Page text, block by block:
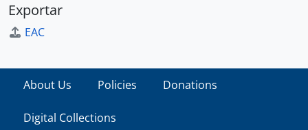
Exportar
EAC
About Us Policies Donations
Digital Collections